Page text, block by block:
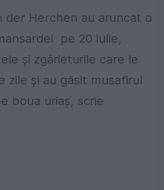
der Herchen au aruncat o
pe 20 iulie,
și zgârieturile care le
zile și au găsit musafirul
boua uriaș, scrie